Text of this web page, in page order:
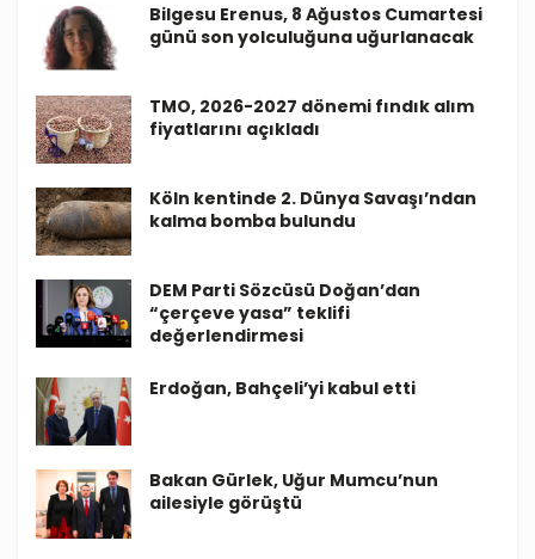
Bilgesu Erenus, 8 Ağustos Cumartesi
günü son yolculuğuna uğurlanacak
TMO, 2026-2027 dönemi fındık alım
fiyatlarını açıkladı
Köln kentinde 2. Dünya Savaşı’ndan
kalma bomba bulundu
DEM Parti Sözcüsü Doğan’dan
“çerçeve yasa” teklifi
değerlendirmesi
Erdoğan, Bahçeli’yi kabul etti
Bakan Gürlek, Uğur Mumcu’nun
ailesiyle görüştü